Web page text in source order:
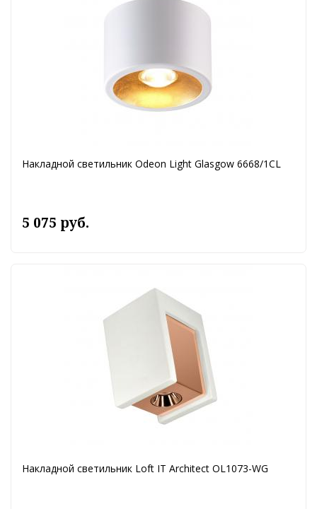
Накладной светильник Odeon Light Glasgow 6668/1CL
5 075 руб.
Накладной светильник Loft IT Architect OL1073-WG